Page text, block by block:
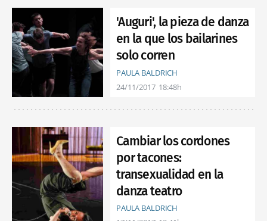
'Auguri', la pieza de danza
en la que los bailarines
solo corren
PAULA BALDRICH
24/11/2017 18:48h
Cambiar los cordones
por tacones:
transexualidad en la
danza teatro
PAULA BALDRICH